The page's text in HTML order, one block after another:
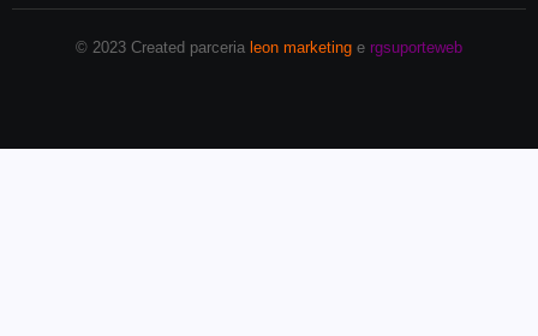
© 2023 Created parceria leon marketing e rgsuporteweb